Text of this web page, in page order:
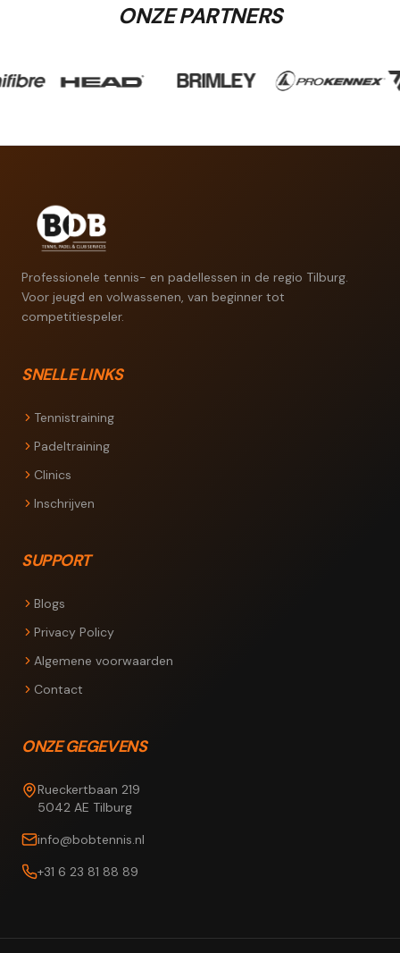
ONZE PARTNERS
Professionele tennis- en padellessen in de regio Tilburg.
Voor jeugd en volwassenen, van beginner tot
competitiespeler.
SNELLE LINKS
Tennistraining
Padeltraining
Clinics
Inschrijven
SUPPORT
Blogs
Privacy Policy
Algemene voorwaarden
Contact
ONZE GEGEVENS
Rueckertbaan 219
5042 AE Tilburg
info@bobtennis.nl
+31 6 23 81 88 89